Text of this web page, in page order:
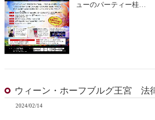
ューのパーティー桂…
ウィーン・ホーフブルグ王宮 法
2024/02/14